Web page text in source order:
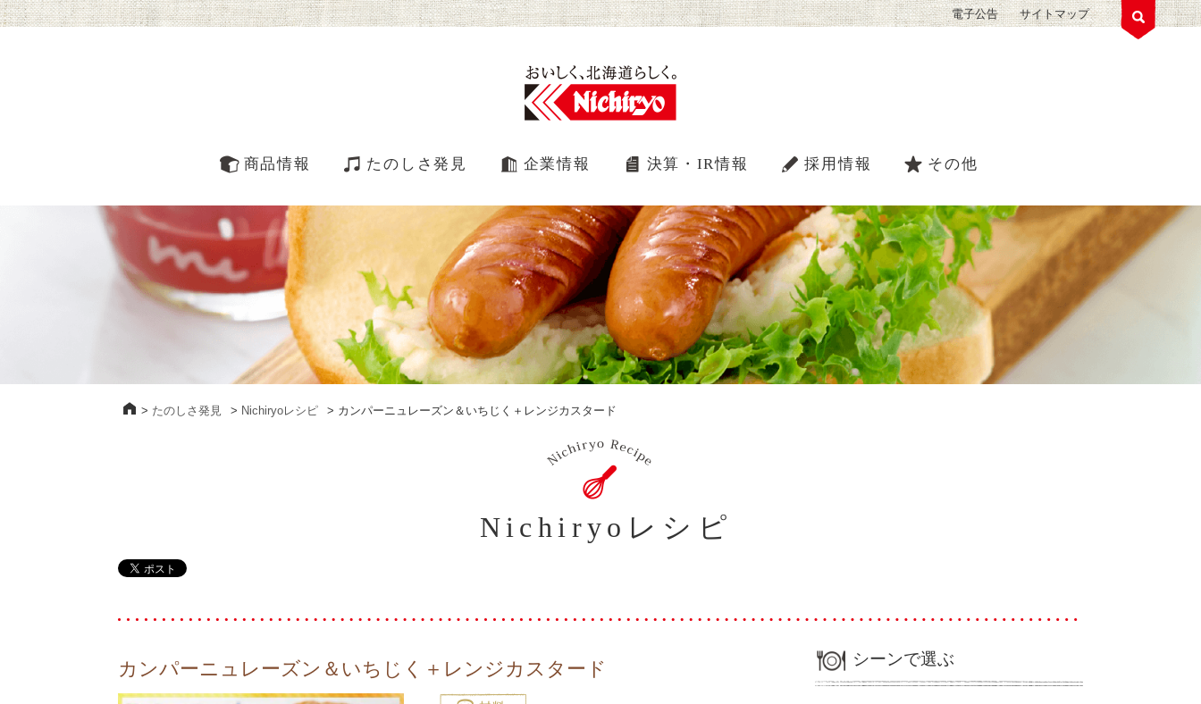
商品情報 たのしさ発見 企業情報 決算・IR情報 採用情報 その他
電子公告 サイトマップ
> たのしさ発見 > Nichiryoレシピ > カンパーニュレーズン＆いちじく＋レンジカスタード
Nichiryoレシピ
カンパーニュレーズン＆いちじく＋レンジカスタード シーンで選ぶ